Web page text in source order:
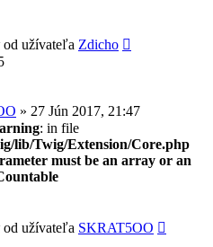
od užívateľa Zdicho
» 27 Jún 2017, 21:47
: in file
lib/Twig/Extension/Core.php
must be an array or an
od užívateľa SKRAT5OO